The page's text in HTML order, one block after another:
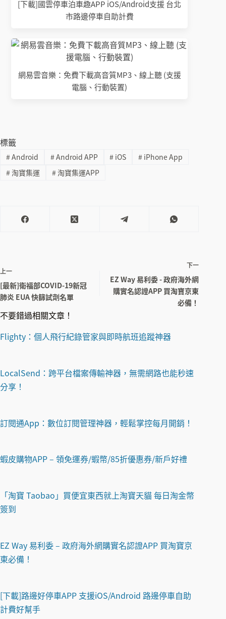
[下載]國雲停車泊車趣APP iOS/Android支援 台北
市路邊停車自助計費
網易雲音樂：免費下載高音質MP3、線上聽 (支援
電腦、行動裝置)
標籤
#Android #Android APP # iOS # iPhone App
#淘寶集運 #淘寶集運APP
上一
[最新]衛福部COVID-19新冠
肺炎 EUA 快篩試劑名單
下一
EZ Way 易利委 - 政府海外網
購實名認證APP 買淘寶京東
必備！
不要錯過相關文章！
Flighty：個人飛行紀錄管家與即時航班追蹤神器
LocalSend：跨平台檔案傳輸神器，無需網路也能秒速
分享！
訂閱通App：數位訂閱管理神器，輕鬆掌控每月開銷！
蝦皮購物APP – 領免運券/蝦幣/85折優惠券/新戶好禮
「淘寶 Taobao」買便宜東西就上淘寶天貓 每日淘金幣
簽到
EZ Way 易利委 – 政府海外網購實名認證APP 買淘寶京
東必備！
[下載]路邊好停車APP 支援iOS/Android 路邊停車自助
計費好幫手